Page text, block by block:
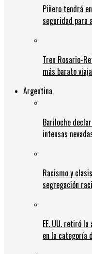
Piñero tendrá
seguridad para
Tren Rosario-
más barato
Argentina
Bariloche
intensas
Racismo y
segregación
EE. UU. retiró
en la categoría